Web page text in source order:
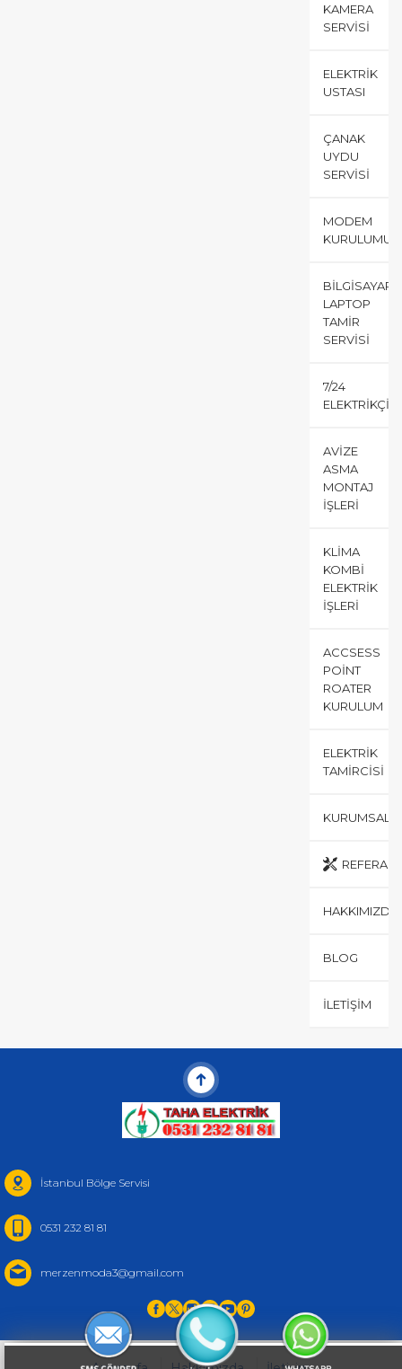
KAMERA
SERVISI
ELEKTRIK
USTASI
ÇANAK
UYDU
SERVISI
MODEM
KURULUMU
BILGISAYAR
LAPTOP
TAMIR
SERVISI
7/24
ELEKTRIKÇI
AVIZE
ASMA
MONTAJ
İŞLERI
KLIMA
KOMBI
ELEKTRIK
İŞLERI
ACCSESS
POINT
ROATER
KURULUM
ELEKTRIK
TAMIRCISI
KURUMSAL
HAKKIMIZDA
BLOG
İLETIŞIM
İstanbul Bölge Servisi
0531 232 81 81
merzenmoda3@gmail.com